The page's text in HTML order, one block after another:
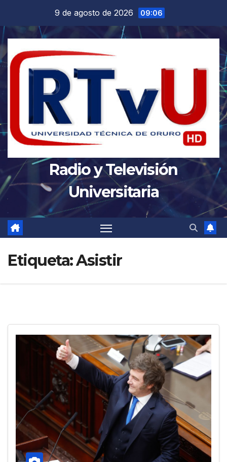
contenido
9 de agosto de 2026 09:06
Radio y Televisión
Universitaria
Etiqueta:Asistir